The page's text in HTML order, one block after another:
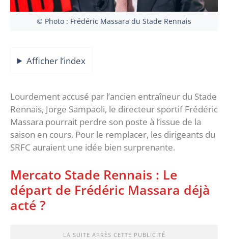
© Photo : Frédéric Massara du Stade Rennais
Afficher l’index
Lourdement accusé par l’ancien entraîneur du Stade
Rennais, Jorge Sampaoli, le directeur sportif Frédéric
Massara pourrait perdre son poste à l’issue de la
saison en cours. Pour le remplacer, les dirigeants du
SRFC auraient une idée bien surprenante.
Mercato Stade Rennais : Le
départ de Frédéric Massara déjà
acté ?
LA SUITE APRÈS CETTE PUBLICITÉ